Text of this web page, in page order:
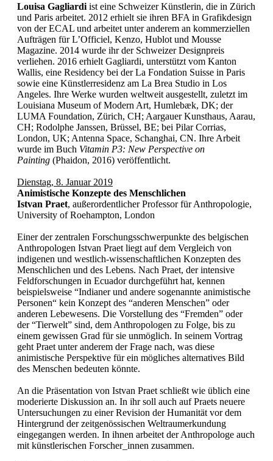
Louisa Gagliardi ist eine Schweizer Künstlerin, die in Zürich
und Paris arbeitet. 2012 erhielt sie ihren BFA in Grafikdesign
von der ECAL und arbeitet unter anderem an kommerziellen
Aufträgen für L’Officiel, Kenzo, Hublot und Mousse
Magazine. 2014 wurde ihr der Schweizer Designpreis
verliehen. 2016 erhielt Gagliardi, unterstützt vom Kanton
Wallis, eine Residency bei der La Fondation Suisse in Paris
sowie eine Künstlerresidenz am La Brea Studio in Los
Angeles. Ihre Werke wurden weltweit ausgestellt, zuletzt im
Louisiana Museum of Modern Art, Humlebæk, DK; der
LUMA Foundation, Zürich, CH; Aargauer Kunsthaus, Aarau,
CH; Rodolphe Janssen, Brüssel, BE; bei Pilar Corrias,
London, UK; Antenna Space, Schanghai, CN. Ihre Arbeit
wurde im Buch Vitamin P3: New Perspective on
Painting (Phaidon, 2016) veröffentlicht.
Dienstag, 8. Januar 2019
Animistische Konzepte des Menschlichen
Istvan Praet, außerordentlicher Professor für Anthropologie,
University of Roehampton, London
Einer der zentralen Forschungsschwerpunkte des belgischen
Anthropologen Istvan Praet liegt auf dem Vergleich von
indigenen und westlich-wissenschaftlichen Konzepten des
Menschlichen und des Lebens. Nach Praet, der intensive
Feldforschungen in Ecuador durchgeführt hat, kennen
beispielsweise “Indianer und andere sogenannte animistische
Personen“ kein Konzept des “anderen Menschen” oder
anderen Lebewesens. Die Vorstellung des “Fremden” oder
der “Tierwelt” sind, dem Anthropologen zu Folge, bis zu
einem gewissen Grad für sie unmöglich. In seinem Vortrag
geht Praet unter anderem der Frage nach, was diese
animistische Perspektive für ein mögliches alternatives Bild
des Menschen bedeuten könnte.
An die Präsentation von Istvan Praet schließt wie üblich eine
moderierte Diskussion an. In ihr soll auch auf Praets neuere
Untersuchungen zu einer Revision der Humanität vor dem
Hintergrund der zeitgenössischen Weltraumerkundung
eingegangen werden. In ihnen arbeitet der Anthropologe auch
mit künstlerischen Forscher_innen zusammen.